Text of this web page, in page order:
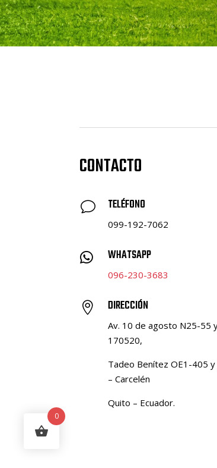
CONTACTO
v TELÉFONO
099-192-7062
 WHATSAPP
096-230-3683
 DIRECCIÓN
Av. 10 de agosto N25-55
170520,
Tadeo Benítez OE1-405 y
– Carcelén
Quito – Ecuador.
0